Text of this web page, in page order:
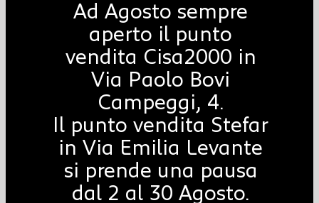
Ad Agosto sempre
aperto il punto
vendita Cisa2000 in
Via Paolo Bovi
Campeggi, 4.
Il punto vendita Stefar
in Via Emilia Levante
si prende una pausa
dal 2 al 30 Agosto.